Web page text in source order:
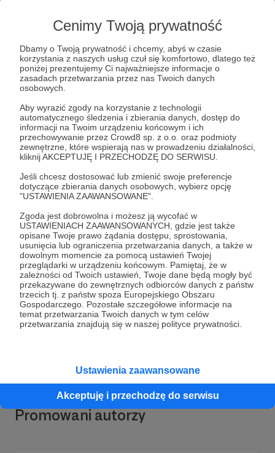
Cenimy Twoją prywatność
Dbamy o Twoją prywatność i chcemy, abyś w czasie
korzystania z naszych usług czuł się komfortowo, dlatego też
poniżej prezentujemy Ci najważniejsze informacje o
zasadach przetwarzania przez nas Twoich danych
osobowych.
Aby wyrazić zgody na korzystanie z technologii
automatycznego śledzenia i zbierania danych, dostęp do
informacji na Twoim urządzeniu końcowym i ich
przechowywanie przez Crowd8 sp. z o.o. oraz podmioty
zewnętrzne, które wspierają nas w prowadzeniu działalności,
kliknij AKCEPTUJĘ I PRZECHODZĘ DO SERWISU.
Jeśli chcesz dostosować lub zmienić swoje preferencje
dotyczące zbierania danych osobowych, wybierz opcję
"USTAWIENIA ZAAWANSOWANE".
Zgoda jest dobrowolna i możesz ją wycofać w
USTAWIENIACH ZAAWANSOWANYCH, gdzie jest także
opisane Twoje prawo żądania dostępu, sprostowania,
usunięcia lub ograniczenia przetwarzania danych, a także w
dowolnym momencie za pomocą ustawień Twojej
przeglądarki w urządzeniu końcowym. Pamiętaj, że w
zależności od Twoich ustawień, Twoje dane będą mogły być
przekazywane do zewnętrznych odbiorców danych z państw
trzecich tj. z państw spoza Europejskiego Obszaru
Gospodarczego. Pozostałe szczegółowe informacje na
temat przetwarzania Twoich danych w tym celów
przetwarzania znajdują się w naszej polityce prywatności.
Ustawienia zaawansowane
Akceptuję i przechodzę do serwisu
NOWOŚĆ! Subskrypcje na Spotify dla
wiernych słuchaczy PODCASTU POD
SPECJALNYM NADZOREM
Właśnie opublikowałem 50 odcinek Podcastu pod
specjalnym nadzorem. Przy tej okazji chciałem
wprowadzić subskrypcje. Wiem, że przez blisko 1,5 roku
funkcjonowania podcastu, pojawiła się rzesza słuchaczy,
usmażony materiał (na stacyjnej kuchni, u zawiadowcy)...
Dołącz do grona Patronów!
Wesprzyj działalność AutoraPodcast pod
specjalnym nadzoremjuż teraz!
Promowani autorzy